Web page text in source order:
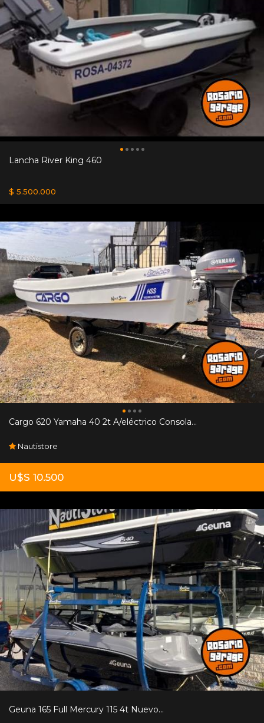
Lancha River King 460
$ 5.500.000
Cargo 620 Yamaha 40 2t A/eléctrico Consola...
Nautistore
U$S 10.500
Geuna 165 Full Mercury 115 4t Nuevo...